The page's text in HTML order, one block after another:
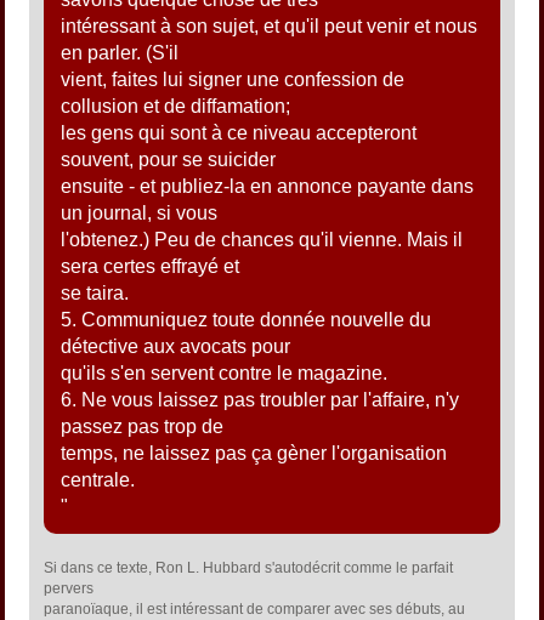
intéressant à son sujet, et qu'il peut venir et nous
en parler. (S'il
vient, faites lui signer une confession de
collusion et de diffamation;
les gens qui sont à ce niveau accepteront
souvent, pour se suicider
ensuite - et publiez-la en annonce payante dans
un journal, si vous
l'obtenez.) Peu de chances qu'il vienne. Mais il
sera certes effrayé et
se taira.
5. Communiquez toute donnée nouvelle du
détective aux avocats pour
qu'ils s'en servent contre le magazine.
6. Ne vous laissez pas troubler par l'affaire, n'y
passez pas trop de
temps, ne laissez pas ça gèner l'organisation
centrale.
"
Si dans ce texte, Ron L. Hubbard s'autodécrit comme le parfait
pervers
paranoïaque, il est intéressant de comparer avec ses débuts, au